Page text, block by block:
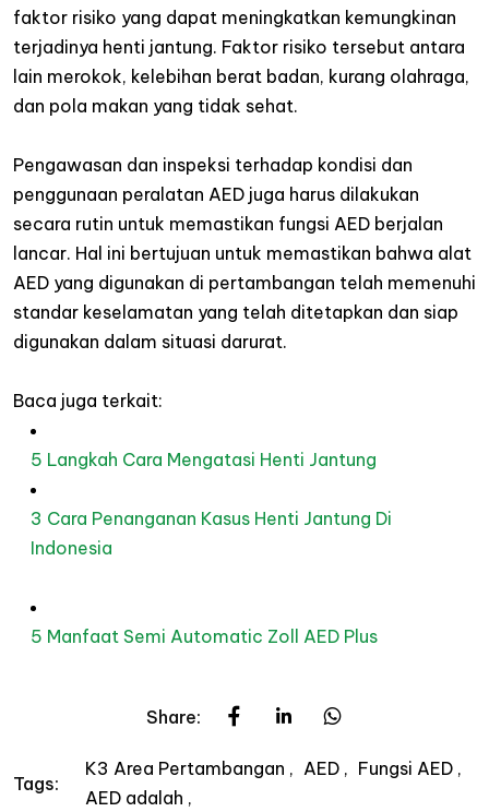
faktor risiko yang dapat meningkatkan kemungkinan
terjadinya henti jantung. Faktor risiko tersebut antara
lain merokok, kelebihan berat badan, kurang olahraga,
dan pola makan yang tidak sehat.
Pengawasan dan inspeksi terhadap kondisi dan
penggunaan peralatan AED juga harus dilakukan
secara rutin untuk memastikan fungsi AED berjalan
lancar. Hal ini bertujuan untuk memastikan bahwa alat
AED yang digunakan di pertambangan telah memenuhi
standar keselamatan yang telah ditetapkan dan siap
digunakan dalam situasi darurat.
Baca juga terkait:
5 Langkah Cara Mengatasi Henti Jantung
3 Cara Penanganan Kasus Henti Jantung Di
Indonesia
5 Manfaat Semi Automatic Zoll AED Plus
Share:
Tags:
K3 Area Pertambangan AED
Fungsi AED
AED adalah